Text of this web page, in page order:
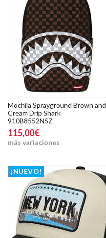
Mochila Sprayground Brown and
Cream Drip Shark
910B8552NSZ
115,00€
más variaciones
¡NUEVO!